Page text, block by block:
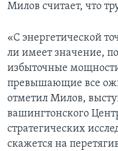
Милов считает, что
«С энергетической
ли имеет значение,
избыточные
превышающие все
отметил Милов,
вашингтонского
стратегических
скажется на